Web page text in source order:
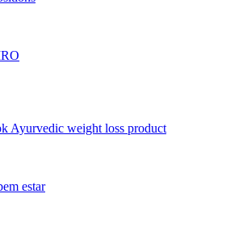
Ayurvedic weight loss product
estar